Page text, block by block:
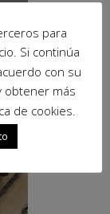
para
Si continúa
con su
obtener más
de cookies.